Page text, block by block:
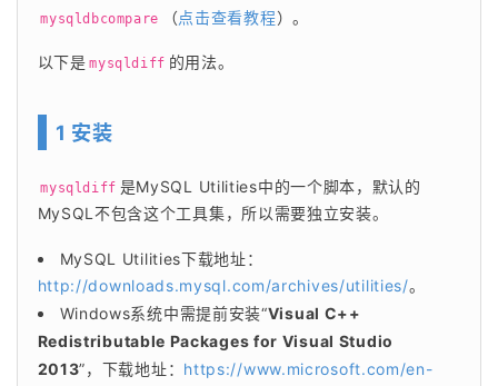
mysqldbcompare （点击查看教程）。
以下是 mysqldiff 的用法。
1 安装
mysqldiff 是MySQL Utilities中的一个脚本，默认的
MySQL不包含这个工具集，所以需要独立安装。
MySQL Utilities下载地址：
http://downloads.mysql.com/archives/utilities/。
Windows系统中需提前安装“Visual C++
Redistributable Packages for Visual Studio
2013”，下载地址： https://www.microsoft.com/en-